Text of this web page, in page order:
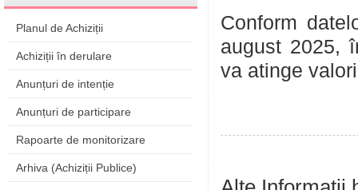
Planul de Achiziții
Achiziții în derulare
Anunțuri de intenție
Anunțuri de participare
Rapoarte de monitorizare
Arhiva (Achiziții Publice)
Conform
august 2025,
va atinge